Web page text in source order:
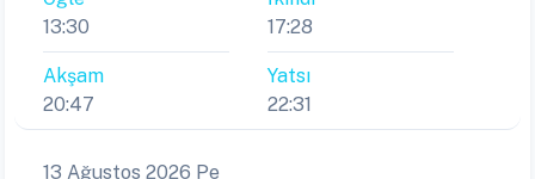
13:30
17:28
Akşam
20:47
Yatsı
22:31
13 Ağustos 2026 Pe